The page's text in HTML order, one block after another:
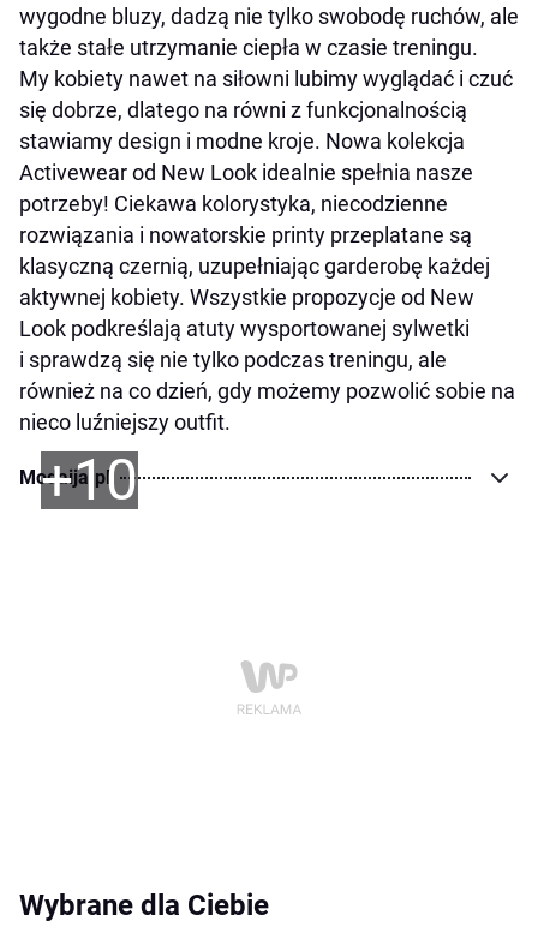
wygodne bluzy, dadzą nie tylko swobodę ruchów, ale
także stałe utrzymanie ciepła w czasie treningu.
My kobiety nawet na siłowni lubimy wyglądać i czuć
się dobrze, dlatego na równi z funkcjonalnością
stawiamy design i modne kroje. Nowa kolekcja
Activewear od New Look idealnie spełnia nasze
potrzeby! Ciekawa kolorystyka, niecodzienne
rozwiązania i nowatorskie printy przeplatane są
klasyczną czernią, uzupełniając garderobę każdej
aktywnej kobiety. Wszystkie propozycje od New
Look podkreślają atuty wysportowanej sylwetki
i sprawdzą się nie tylko podczas treningu, ale
również na co dzień, gdy możemy pozwolić sobie na
nieco luźniejszy outfit.
+10
Modaija.pl
Wybrane dla Ciebie